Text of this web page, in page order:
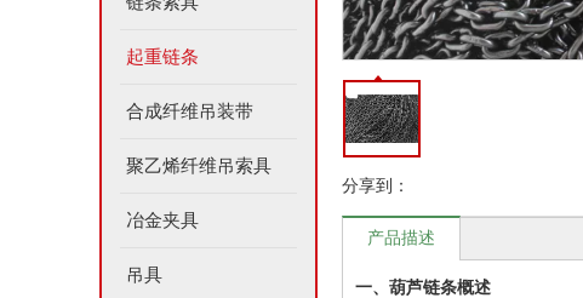
起重链条
合成纤维吊装带
聚乙烯纤维吊索具
冶金夹具
吊具
分享到：
产品描述
一、葫芦链条概述